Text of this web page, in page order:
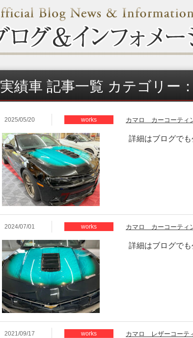
実績車 記事一覧 カテゴリー
2025/05/20 works カマロ カーコーティ
詳細はブログで
2024/07/01 works カマロ カーコーティ
詳細はブログで
2021/09/17 works カマロ レザーコーテ